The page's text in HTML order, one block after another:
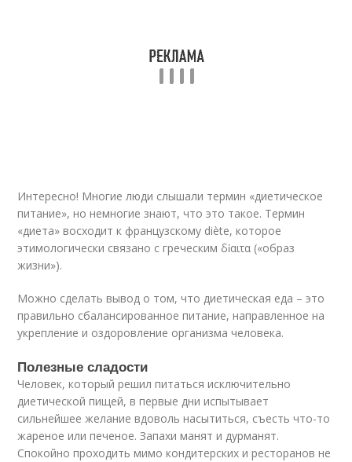
Интересно! Многие люди слышали термин «диетическое
питание», но немногие знают, что это такое. Термин
«диета» восходит к французскому diète, которое
этимологически связано с греческим δίαιτα («образ
жизни»).
Можно сделать вывод о том, что диетическая еда – это
правильно сбалансированное питание, направленное на
укрепление и оздоровление организма человека.
Полезные сладости
Человек, который решил питаться исключительно
диетической пищей, в первые дни испытывает
сильнейшее желание вдоволь насытиться, съесть что-то
жареное или печеное. Запахи манят и дурманят.
Спокойно проходить мимо кондитерских и ресторанов не